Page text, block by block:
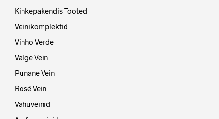
Kinkepakendis Tooted
Veinikomplektid
Vinho Verde
Valge Vein
Punane Vein
Rosé Vein
Vahuveinid